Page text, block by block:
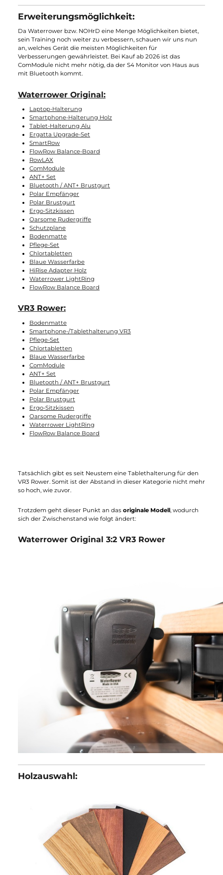
Erweiterungsmöglichkeit:
Da Waterrower bzw. NOHrD eine Menge Möglichkeiten bietet,
sein Training noch weiter zu verbessern, schauen wir uns nun
an, welches Gerät die meisten Möglichkeiten für
Verbesserungen gewährleistet. Bei Kauf ab 2026 ist das
ComModule nicht mehr nötig, da der S4 Monitor von Haus aus
mit Bluetooth kommt.
Waterrower Original
Smartphone-Halterung Holz
Tablet-Halterung Alu
Ergatta Upgrade-Set
SmartRow
FlowRow Balance-Board
RowLAX
ComModule
ANT+ Set
Bluetooth / ANT+ Brustgurt
Polar Empfänger
Polar Brustgurt
Ergo-Sitzkissen
Oarsome Rudergriffe
Schutzplane
Bodenmatte
HiRise Adapter Holz
Waterrower LightRing
FlowRow Balance Board
VR3 Rower:
Smartphone-/Tablethalterung VR3
Bluetooth / ANT+ Brustgurt
Polar Empfänger
Polar Brustgurt
Ergo-Sitzkissen
Oarsome Rudergriffe
Waterrower LightRing
FlowRow Balance Board
Tatsächlich gibt es seit Neustem eine Tablethalterung für den
VR3 Rower. Somit ist der Abstand in dieser Kategorie nicht
so hoch, wie zuvor.
Trotzdem geht dieser Punkt an dasoriginale Modell
, wodurch
sich der Zwischenstand wie folgt ändert:
Waterrower Original 3:2 VR3 Rower